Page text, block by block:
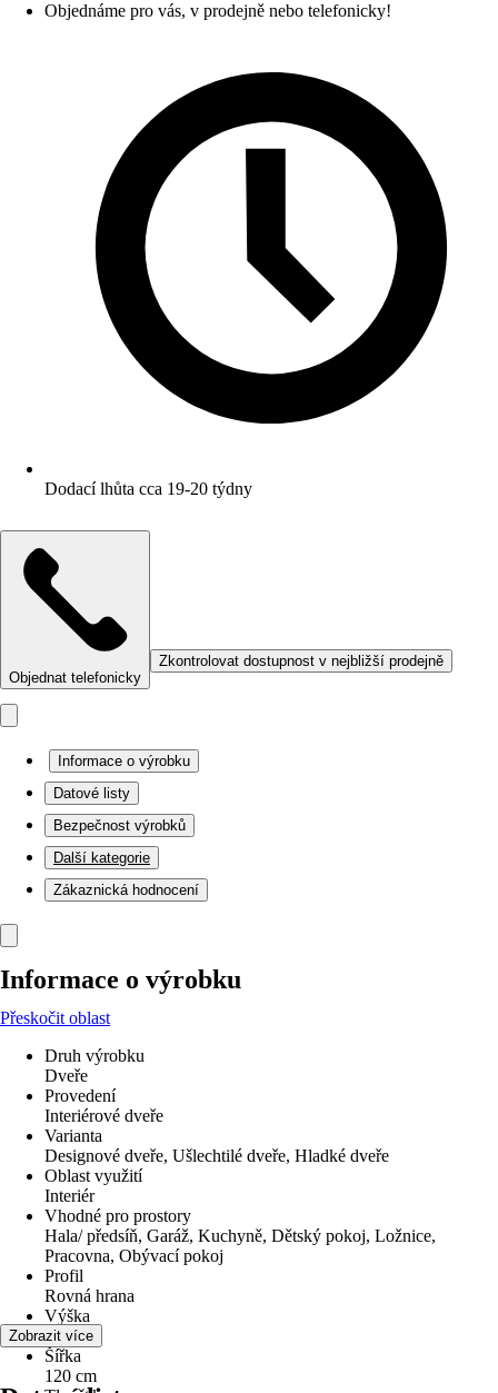
Objednáme pro vás, v prodejně nebo telefonicky!
Dodací lhůta cca 19-20 týdny
Objednat telefonicky
Zkontrolovat dostupnost v nejbližší prodejně
Informace o výrobku
Datové listy
Bezpečnost výrobků
Další kategorie
Zákaznická hodnocení
Informace o výrobku
Přeskočit oblast
Druh výrobku
Dveře
Provedení
Interiérové dveře
Varianta
Designové dveře, Ušlechtilé dveře, Hladké dveře
Oblast využití
Interiér
Vhodné pro prostory
Hala/ předsíň, Garáž, Kuchyně, Dětský pokoj, Ložnice,
Pracovna, Obývací pokoj
Profil
Rovná hrana
Výška
250 cm
Šířka
120 cm
Zobrazit více